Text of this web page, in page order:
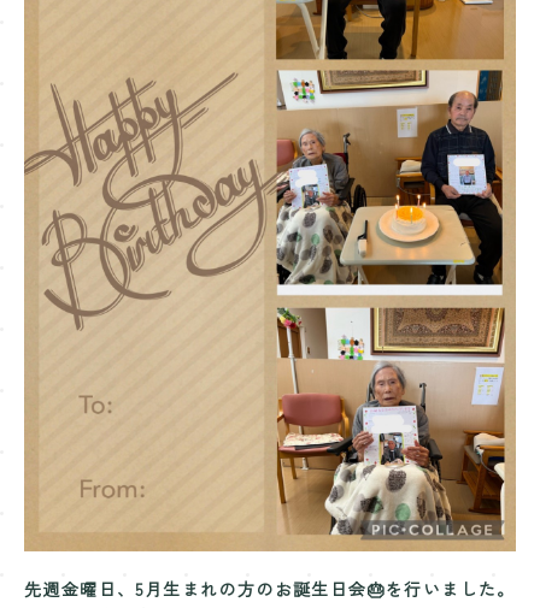
Recruit
採用情報
お問い合わせ
先週金曜日、5月生まれの方のお誕生日会🎂を行いました。